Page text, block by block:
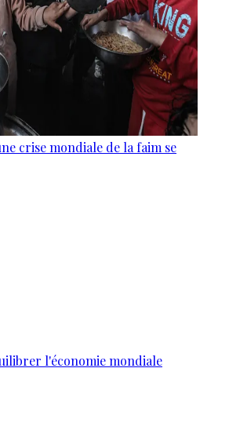
crise mondiale de la faim se
l'économie mondiale